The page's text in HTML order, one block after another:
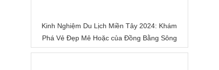
Kinh Nghiệm Du Lịch Miền Tây 2024: Khám
Phá Vẻ Đẹp Mê Hoặc của Đồng Bằng Sông
Nước